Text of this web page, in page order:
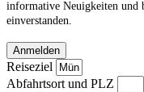
informative Neuigkeiten und
einverstanden.
Anmelden
Reiseziel
Abfahrtsort und PLZ